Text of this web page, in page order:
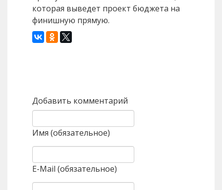
которая выведет проект бюджета на
финишную прямую.
Добавить комментарий
Имя (обязательное)
E-Mail (обязательное)